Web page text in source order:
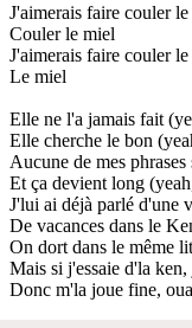
J'aimerais faire couler
Couler le miel
J'aimerais faire couler
Le miel
Elle ne l'a jamais fait
Elle cherche le bon
Aucune de mes
Et ça devient long
J'lui ai déjà parlé d'une
De vacances dans le
On dort dans le même
Mais si j'essaie d'la
Donc m'la joue fine,